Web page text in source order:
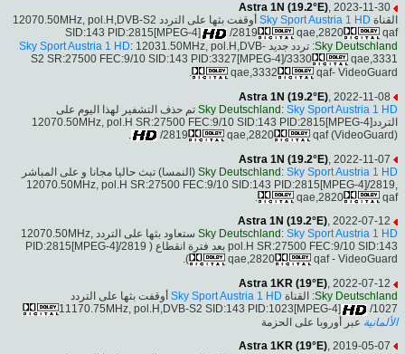
Astra 1N (19.2°E), 2023-11-30
القناة Sky Sport Austria 1 HD
أوقفت بثها على التردد 12070.50MHz, pol.H,DVB-S2
SID:143 PID:2815[MPEG-4]
/2819 qae,2820
qaf
Sky Deutschland: تردد جديد Sky Sport Austria 1 HD: 12031.50MHz, pol.H,DVB-
S2 SR:27500 FEC:9/10 SID:143 PID:3327[MPEG-4]/3330
qae,3331
qae,3332
qaf- VideoGuard.
Astra 1N (19.2°E) , 2022-11-08
Sky Deutschland: Sky Sport Austria 1 HD
تم حذف التشفير لهذا اليوم على
التردد12070.50MHz, pol.H SR:27500 FEC:9/10 SID:143 PID:2815[MPEG-4]
/2819
qae,2820
qaf (VideoGuard).
Astra 1N (19.2°E) , 2022-11-07
Sky Deutschland: Sky Sport Austria 1 HD
(النمسا) تبث حاليا مجانا و على المباشر
qae,2820
qaf.
Astra 1N (19.2°E), 2022-07-12
Sky Deutschland : Sky Sport Austria 1 HD
ستعاود بثها على التردد 12070.50MHz,
pol.H SR:27500 FEC:9/10 SID:143 بعد فترة انقطاع ( PID:2815[MPEG-4]/2819
qae,2820
qaf - VideoGuard).
Astra 1KR (19°E), 2022-07-12
Sky Deutschland: القناة Sky Sport Austria 1 HD أوقفت بثها على التردد
11170.75MHz, pol.H,DVB-S2 SID:143 PID:1023[MPEG-4]
/1027
الألمانية عبر أوروبا على الحزمة
Astra 1KR (19°E), 2019-05-07